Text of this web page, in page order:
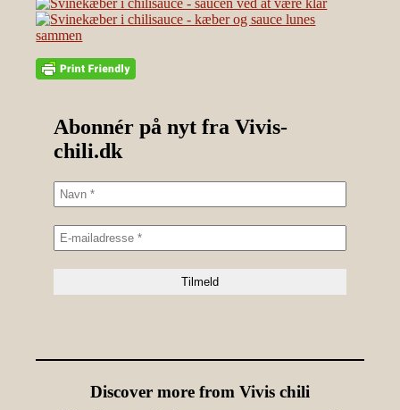
Abonnér på nyt fra Vivis-
chili.dk
Discover more from Vivis chili